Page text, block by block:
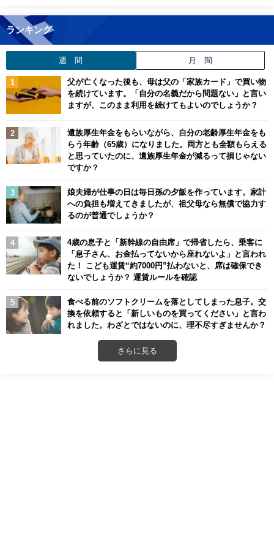
ランキング
週 間 月 間
父が亡くなった後も、母は父の「家族カード」で買い物
を続けています。「自分の名義だから問題ない」と言い
ますが、このまま利用を続けてもよいのでしょうか？
遺族厚生年金をもらいながら、自分の老齢厚生年金をも
らう年齢（65歳）になりました。両方とも全額もらえる
と思っていたのに、遺族厚生年金が減るって損じゃない
ですか？
娘夫婦が仕事の日は毎日孫の夕飯を作っています。家計
への負担も増えてきましたが、祖父母なら無償で協力す
るのが普通でしょうか？
4歳の息子と「新幹線の自由席」で帰省したら、乗客に
「息子さん、お金払ってないから座れないよ」と言われ
た！ こども運賃“約7000円”払わないと、席は確保でき
ないでしょうか？ 運賃ルールを確認
食べる前のソフトクリームを落としてしまった息子。交
換を依頼すると「新しいものを買ってください」と言わ
れました。わざとではないのに、理不尽すぎませんか？
さらに見る